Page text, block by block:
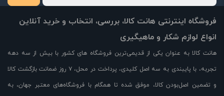
فروشگاه اینترنتی هانت کالا، بررسی، انتخاب و خرید آنلاین
انواع لوازم شکار و ماهیگیری
هانت کالا به عنوان یکی از قدیمی‌ترین فروشگاه های کشور با بیش از سه دهه
تجربه، با پایبندی به سه اصل کلیدی، پرداخت در محل، ۷ روز ضمانت بازگشت کالا
و تضمین اصل‌بودن کالا، موفق شده تا همگام با فروشگاه‌های معتبر جهان، به